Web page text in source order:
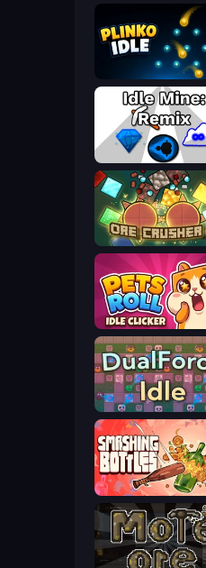
Plinko Idle
Idle Mine: Remix
OreCrusher 2
Pets Roll: Idle Clicker
DualForce Idle
Smashing Bottles